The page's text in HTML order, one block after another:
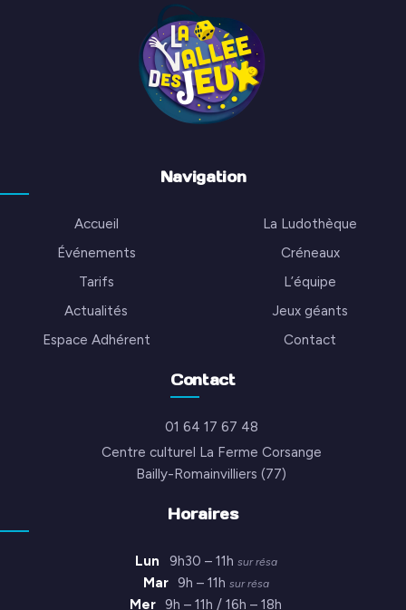
Navigation
Accueil
La Ludothèque
Événements
Créneaux
Tarifs
L’équipe
Actualités
Jeux géants
Espace Adhérent
Contact
Contact
01 64 17 67 48
Centre culturel La Ferme Corsange
Bailly-Romainvilliers (77)
Horaires
Lun 9h30 – 11h sur résa
Mar 9h – 11h sur résa
Mer 9h – 11h / 16h – 18h